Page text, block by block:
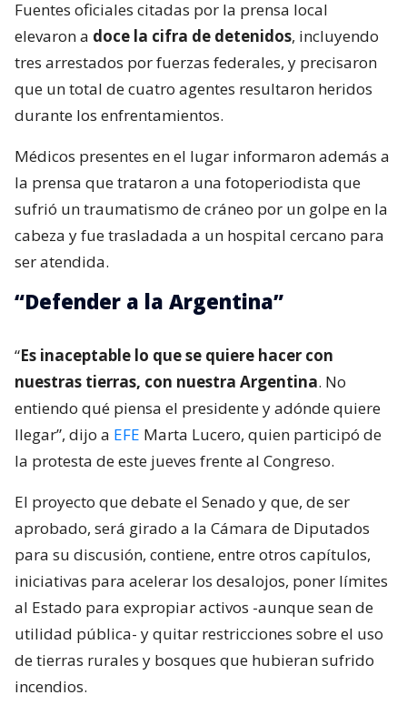
Fuentes oficiales citadas por la prensa local
elevaron a doce la cifra de detenidos, incluyendo
tres arrestados por fuerzas federales, y precisaron
que un total de cuatro agentes resultaron heridos
durante los enfrentamientos.
Médicos presentes en el lugar informaron además a
la prensa que trataron a una fotoperiodista que
sufrió un traumatismo de cráneo por un golpe en la
cabeza y fue trasladada a un hospital cercano para
ser atendida.
“Defender a la Argentina”
“Es inaceptable lo que se quiere hacer con
nuestras tierras, con nuestra Argentina. No
entiendo qué piensa el presidente y adónde quiere
llegar”, dijo a EFE Marta Lucero, quien participó de
la protesta de este jueves frente al Congreso.
El proyecto que debate el Senado y que, de ser
aprobado, será girado a la Cámara de Diputados
para su discusión, contiene, entre otros capítulos,
iniciativas para acelerar los desalojos, poner límites
al Estado para expropiar activos -aunque sean de
utilidad pública- y quitar restricciones sobre el uso
de tierras rurales y bosques que hubieran sufrido
incendios.